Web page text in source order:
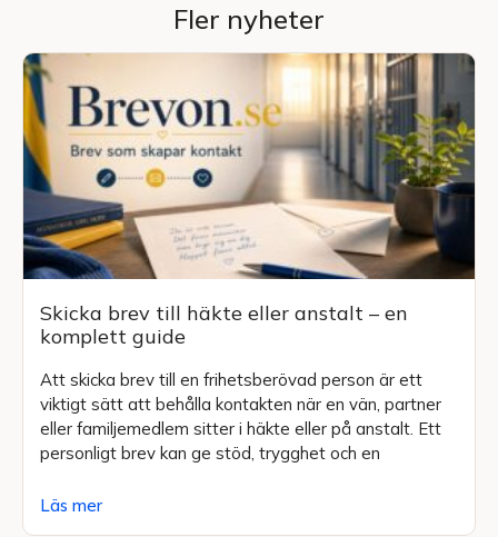
Fler nyheter
Skicka brev till häkte eller anstalt – en
komplett guide
Att skicka brev till en frihetsberövad person är ett
viktigt sätt att behålla kontakten när en vän, partner
eller familjemedlem sitter i häkte eller på anstalt. Ett
personligt brev kan ge stöd, trygghet och en
Läs mer